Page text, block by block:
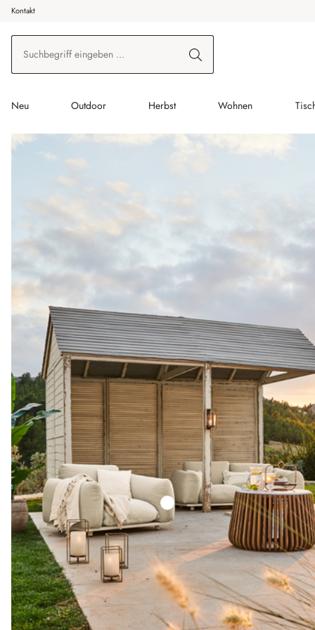
Hauptinhalt springen
Zur Suche springen
Zur Hauptnavigation springen
Kontakt
Neu Outdoor Herbst Wohnen